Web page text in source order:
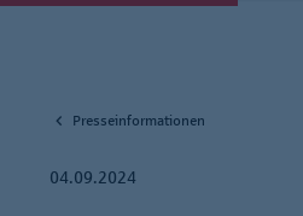
Presseinformationen
04.09.2024